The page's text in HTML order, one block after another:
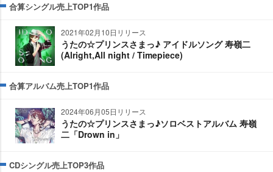
合算シングル売上TOP1作品
2021年02月10日リリース
うたの☆プリンスさまっ♪ アイドルソング 寿嶺二
(Alright,All night / Timepiece)
合算アルバム売上TOP1作品
2024年06月05日リリース
うたの☆プリンスさまっ♪ソロベストアルバム 寿嶺
二「Drown in」
CDシングル売上TOP3作品